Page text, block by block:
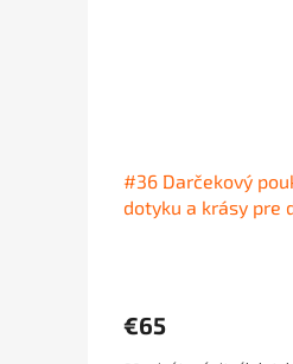
#36 Darčekový
dotyku a krásy pre
€65